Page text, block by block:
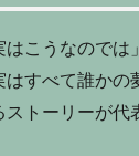
こうなのでは
すべて誰かの
ストーリーが代